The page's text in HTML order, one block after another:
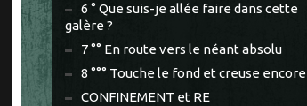
6 ° Que suis-je allée faire dans cette
galère ?
7 °° En route vers le néant absolu
8 °°° Touche le fond et creuse encore
CONFINEMENT et RE